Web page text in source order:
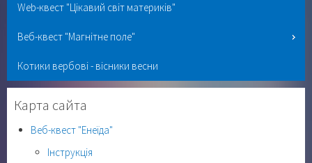
Web-квест "Цікавий світ материків"
Веб-квест "Магнітне поле"
Котики вербові - вісники весни
Карта сайта
Веб-квест "Енеїда"
Інструкція